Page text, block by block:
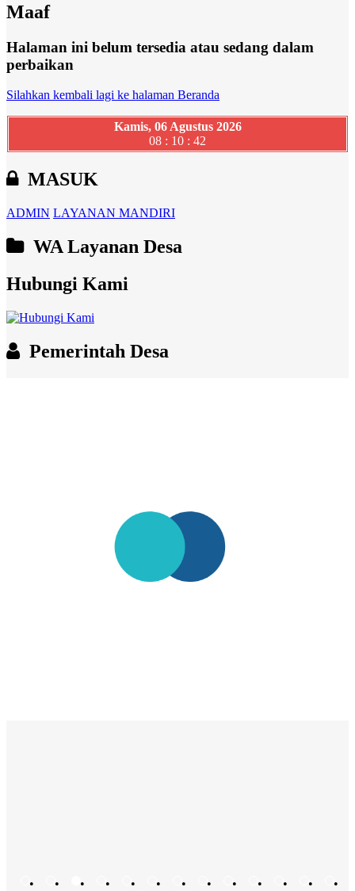
Maaf
Halaman ini belum tersedia atau sedang dalam
perbaikan
Silahkan kembali lagi ke halaman Beranda
Kamis, 06 Agustus 2026
08 : 10 : 43
MASUK
ADMIN LAYANAN MANDIRI
WA Layanan Desa
Hubungi Kami
Pemerintah Desa
• • • • • • • • • • • •
•